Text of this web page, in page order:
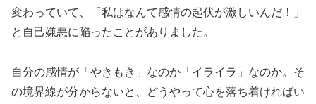
変わっていて、「私はなんて感情の起伏が激しいんだ！」
と自己嫌悪に陥ったことがありました。
自分の感情が「やきもき」なのか「イライラ」なのか。そ
の境界線が分からないと、どうやって心を落ち着ければい